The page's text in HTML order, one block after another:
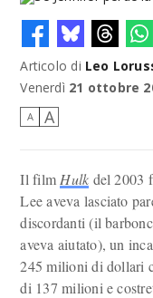
Se Jennifer perde la
Articolo di Leo
Venerdì 21 ottobre
A A
Il film Hulk del 2003
Lee aveva lasciato
discordanti (il
aveva aiutato), un
245 milioni di dollari
di 137 milioni e